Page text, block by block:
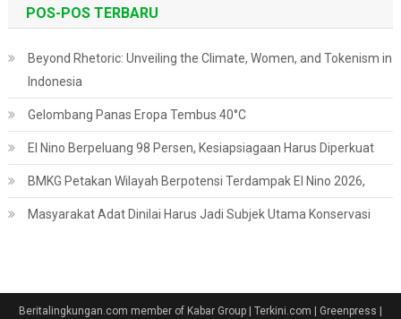
POS-POS TERBARU
Beyond Rhetoric: Unveiling the Climate, Women, and Tokenism in
Indonesia
Gelombang Panas Eropa Tembus 40°C
El Nino Berpeluang 98 Persen, Kesiapsiagaan Harus Diperkuat
BMKG Petakan Wilayah Berpotensi Terdampak El Nino 2026,
Masyarakat Adat Dinilai Harus Jadi Subjek Utama Konservasi
Beritalingkungan.com member of Kabar Group | Terkini.com | Greenpress |